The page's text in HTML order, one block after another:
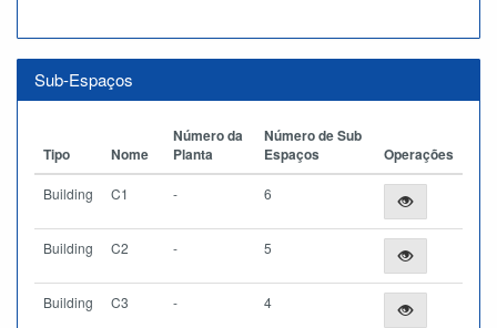
Sub-Espaços
Tipo Nome
Número da
Planta
Número de Sub
Espaços
Operações
Building C1 - 6
Building C2 - 5
Building C3 - 4